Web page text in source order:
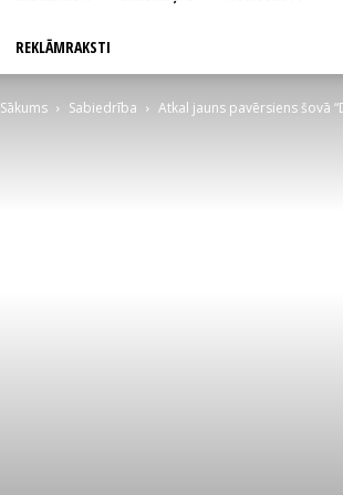
REKLĀMRAKSTI
Sākums Sabiedrība Atkal jauns pavērsiens šovā